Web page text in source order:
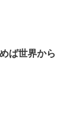
ば世界から